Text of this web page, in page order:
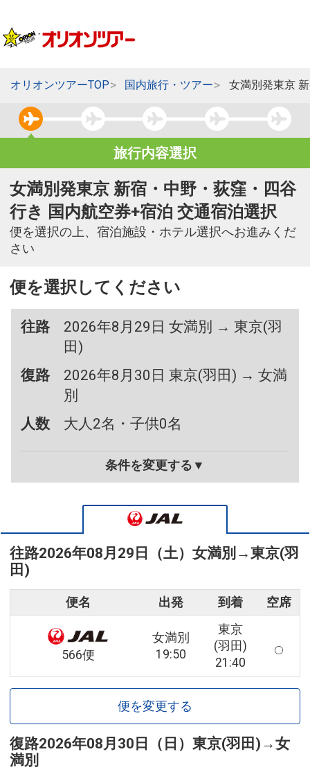
オリオンツアーTOP 国内旅行・ツアー 女満別発東京
旅行内容選択
女満別発東京 新宿・中野・荻窪・四谷
行き 国内航空券+宿泊 交通宿泊選択
便を選択の上、宿泊施設・ホテル選択へお進みくだ
さい
便を選択してください
往路
2026年8月29日 女満別 → 東京(羽
田)
復路
2026年8月30日 東京(羽田) → 女満
別
人数
大人2名・子供0名
条件を変更する▼
往路2026年08月29日（土） 女満別 →東京(羽
田)
便名 出発 到着 空席
566便
女満別
19:50
東京
(羽田)
21:40
便を変更する
復路2026年08月30日（日） 東京(羽田) →女
満別